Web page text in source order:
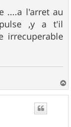
....a l'arret au
,y a t'il
irrecuperable
a
u